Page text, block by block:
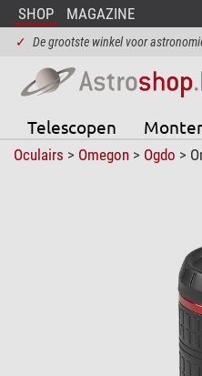
SHOP MAGAZINE
✓ De grootste winkel voor
Telescopen
Oculairs > Omegon> Ogdo >